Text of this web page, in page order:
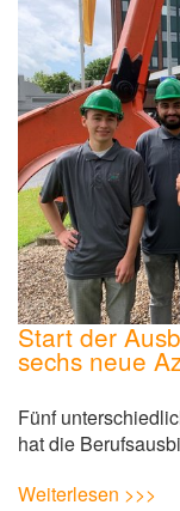
Start der
sechs neue
Fünf
hat die
Weiterlesen >>>